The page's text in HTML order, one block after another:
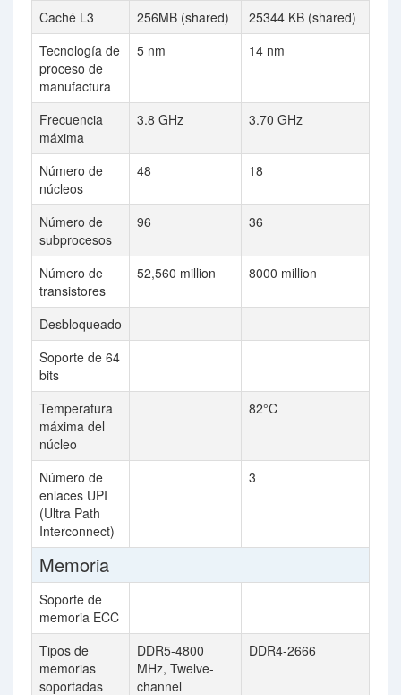
Caché L3
256MB (shared)
25344 KB (shared)
Tecnología de
proceso de
manufactura
5 nm 14 nm
Frecuencia
máxima
3.8 GHz 3.70 GHz
Número de
núcleos
48 18
Número de
subprocesos
96 36
Número de
transistores
52,560 million 8000 million
Desbloqueado
Soporte de 64
bits
Temperatura
máxima del
núcleo
82°C
Número de
enlaces UPI
(Ultra Path
Interconnect)
3
Memoria
Soporte de
memoria ECC
Tipos de
memorias
soportadas
DDR5-4800
MHz, Twelve-
channel
DDR4-2666